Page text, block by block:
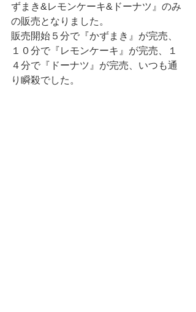
ずまき&レモンケーキ&ドーナツ』のみ
の販売となりました。
販売開始５分で『かずまき』が完売、
１０分で『レモンケーキ』が完売、１
４分で『ドーナツ』が完売、いつも通
り瞬殺でした。